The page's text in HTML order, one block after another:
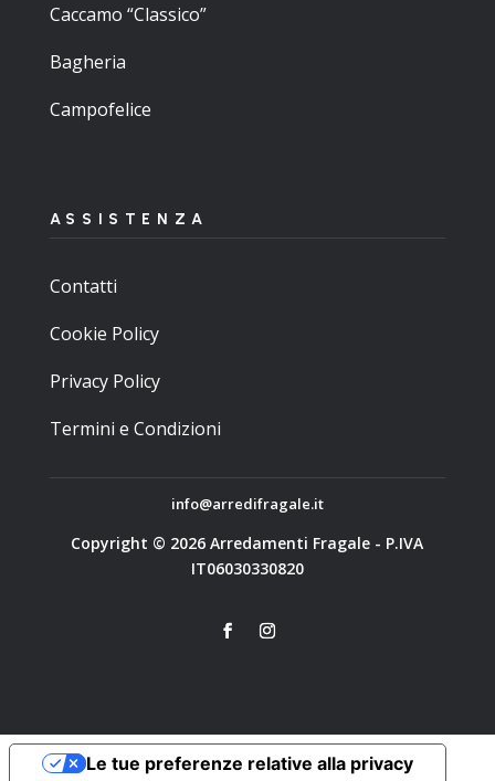
Caccamo “Classico”
Bagheria
Campofelice
ASSISTENZA
Contatti
Cookie Policy
Privacy Policy
Termini e Condizioni
info@arredifragale.it
Copyright © 2026 Arredamenti Fragale - P.IVA
IT06030330820
Le tue preferenze relative alla privacy